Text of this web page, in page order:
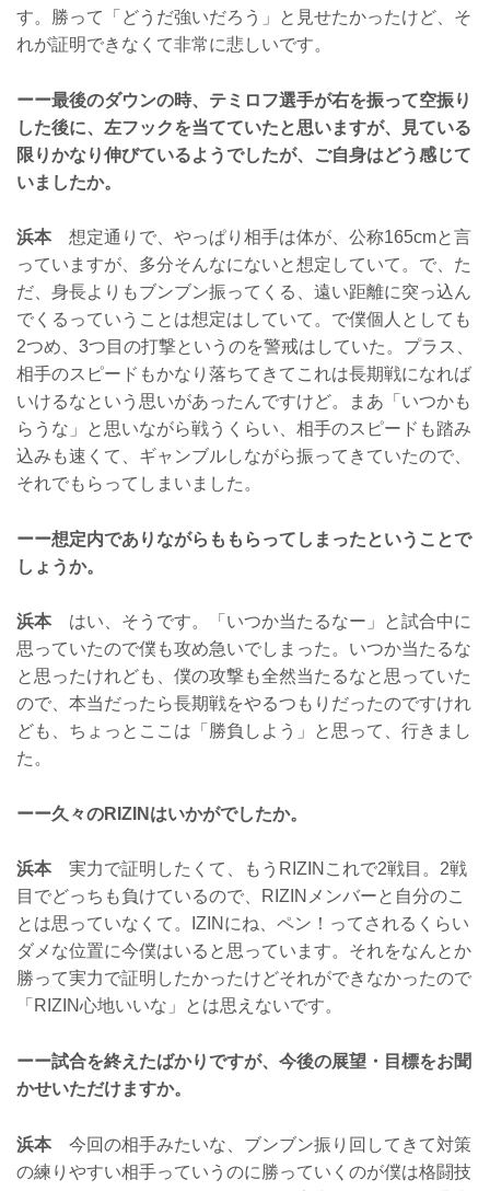
す。勝って「どうだ強いだろう」と見せたかったけど、そ
れが証明できなくて非常に悲しいです。
ーー最後のダウンの時、テミロフ選手が右を振って空振り
した後に、左フックを当てていたと思いますが、見ている
限りかなり伸びているようでしたが、ご自身はどう感じて
いましたか。
浜本想定通りで、やっぱり相手は体が、公称165cmと言
っていますが、多分そんなにないと想定していて。で、た
だ、身長よりもブンブン振ってくる、遠い距離に突っ込ん
でくるっていうことは想定はしていて。で僕個人としても
2つめ、3つ目の打撃というのを警戒はしていた。プラス、
相手のスピードもかなり落ちてきてこれは長期戦になれば
いけるなという思いがあったんですけど。まあ「いつかも
らうな」と思いながら戦うくらい、相手のスピードも踏み
込みも速くて、ギャンブルしながら振ってきていたので、
それでもらってしまいました。
ーー想定内でありながらももらってしまったということで
しょうか。
浜本はい、そうです。「いつか当たるなー」と試合中に
思っていたので僕も攻め急いでしまった。いつか当たるな
と思ったけれども、僕の攻撃も全然当たるなと思っていた
ので、本当だったら長期戦をやるつもりだったのですけれ
ども、ちょっとここは「勝負しよう」と思って、行きまし
た。
ーー久々のRIZINはいかがでしたか。
浜本実力で証明したくて、もうRIZINこれで2戦目。2戦
目でどっちも負けているので、RIZINメンバーと自分のこ
とは思っていなくて。IZINにね、ペン！ってされるくらい
ダメな位置に今僕はいると思っています。それをなんとか
勝って実力で証明したかったけどそれができなかったので
「RIZIN心地いいな」とは思えないです。
ーー試合を終えたばかりですが、今後の展望・目標をお聞
かせいただけますか。
浜本今回の相手みたいな、ブンブン振り回してきて対策
の練りやすい相手っていうのに勝っていくのが僕は格闘技